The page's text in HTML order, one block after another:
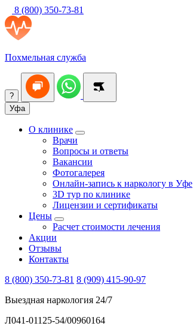
8 (800) 350-73-81
Похмельная служба
?
Уфа
О клинике
Врачи
Вопросы и ответы
Вакансии
Фотогалерея
Онлайн-запись к наркологу в Уфе
3D тур по клинике
Лицензии и сертификаты
Цены
Расчет стоимости лечения
Акции
Отзывы
Контакты
8 (800) 350-73-81 8 (909) 415-90-97
Выездная наркология 24/7
Л041-01125-54/00960164